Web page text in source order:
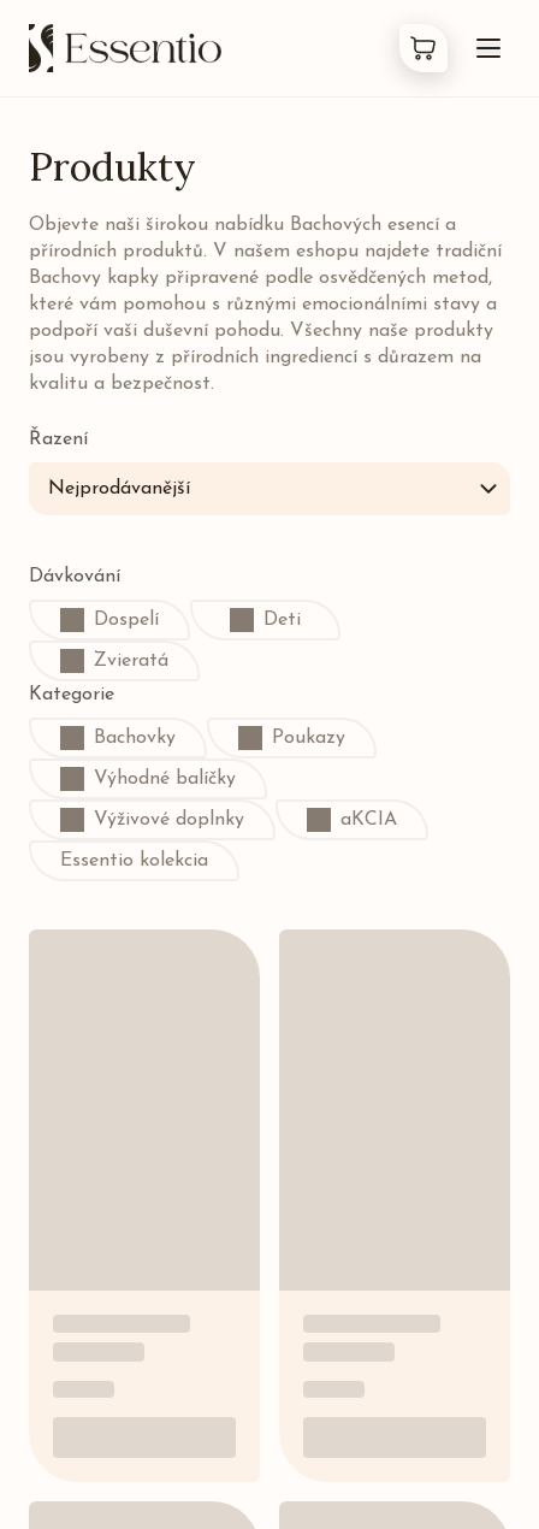
Co jsou Bachovky
O nás
Kontakty
Produkty
Objevte naši širokou nabídku Bachových esencí a
přírodních produktů. V našem eshopu najdete tradiční
Bachovy kapky připravené podle osvědčených metod,
které vám pomohou s různými emocionálními stavy a
podpoří vaši duševní pohodu. Všechny naše produkty
jsou vyrobeny z přírodních ingrediencí s důrazem na
kvalitu a bezpečnost.
Řazení
Nejprodávanější
Dávkování
Dospelí Deti
Zvieratá
Kategorie
Bachovky Poukazy
Výhodné balíčky
Výživové doplnky aKCIA
Essentio kolekcia